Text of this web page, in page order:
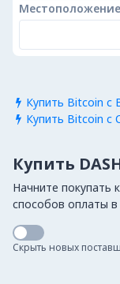
Местоположение
 Купить Bitcoin с
 Купить Bitcoin с
Купить
Начните покупать
способов оплаты
Скрыть новых